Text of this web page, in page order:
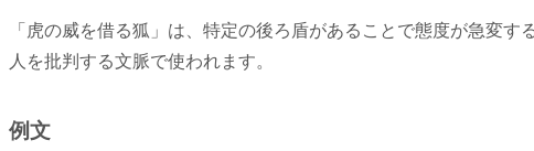
「虎の威を借る狐」は、特定の後ろ盾があることで態度が急変
人を批判する文脈で使われます。
例文